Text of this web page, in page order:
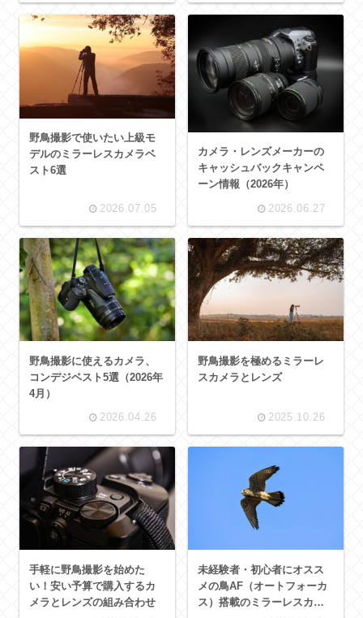
野鳥撮影で使いたい上級モ
デルのミラーレスカメラベ
スト6選
2026.07.05
カメラ・レンズメーカーの
キャッシュバックキャンペ
ーン情報（2026年）
2026.06.27
野鳥撮影に使えるカメラ、
コンデジベスト5選（2026年
4月）
2026.04.26
野鳥撮影を極めるミラーレ
スカメラとレンズ
2025.10.26
手軽に野鳥撮影を始めた
い！安い予算で購入するカ
メラとレンズの組み合わせ
未経験者・初心者にオスス
メの鳥AF（オートフォーカ
ス）搭載のミラーレスカメ